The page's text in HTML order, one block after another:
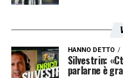
HANNO DETTO
Silvestrin:
parlarne è